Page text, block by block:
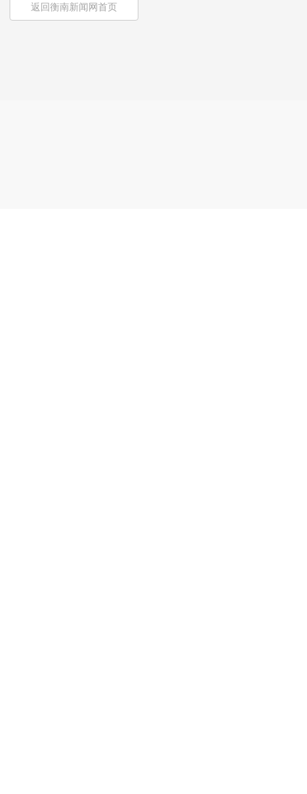
返回衡南新闻网首页